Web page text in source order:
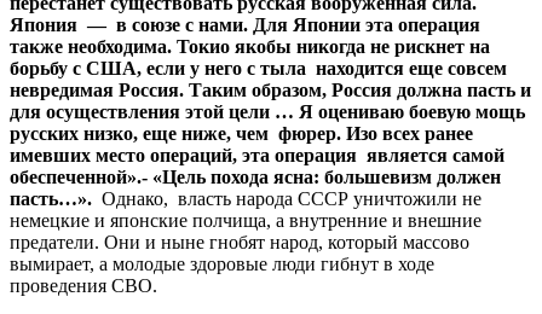
Япония — в союзе с нами. Для Японии эта операция
также необходима. Токио якобы никогда не рискнет на
борьбу с США, если у него с тыла находится еще совсем
невредимая Россия. Таким образом, Россия должна пасть и
для осуществления этой цели … Я оцениваю боевую мощь
русских низко, еще ниже, чем фюрер. Изо всех ранее
имевших место операций, эта операция является самой
обеспеченной».- «Цель похода ясна: большевизм должен
пасть…». Однако, власть народа СССР уничтожили не
немецкие и японские полчища, а внутренние и внешние
предатели. Они и ныне гнобят народ, который массово
вымирает, а молодые здоровые люди гибнут в ходе
проведения СВО.